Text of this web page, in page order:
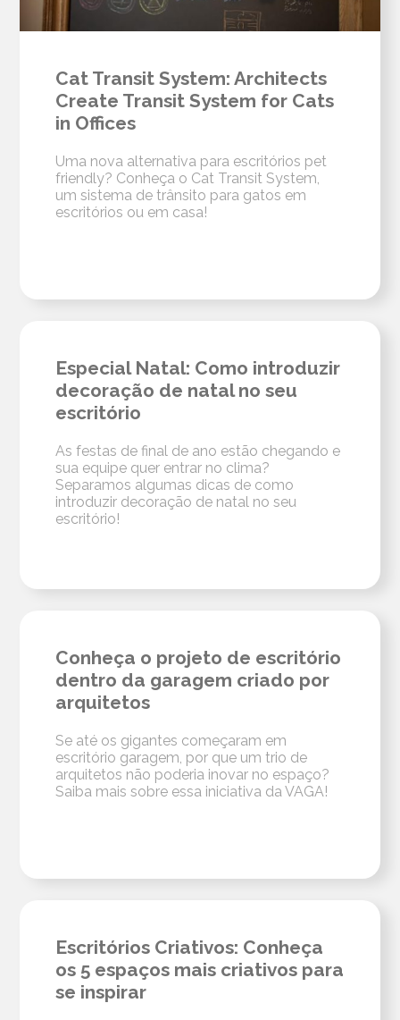
Cat Transit System: Architects
Create Transit System for Cats
in Offices
Uma nova alternativa para escritórios pet
friendly? Conheça o Cat Transit System,
um sistema de trânsito para gatos em
escritórios ou em casa!
Especial Natal: Como introduzir
decoração de natal no seu
escritório
As festas de final de ano estão chegando e
sua equipe quer entrar no clima?
Separamos algumas dicas de como
introduzir decoração de natal no seu
escritório!
Conheça o projeto de escritório
dentro da garagem criado por
arquitetos
Se até os gigantes começaram em
escritório garagem, por que um trio de
arquitetos não poderia inovar no espaço?
Saiba mais sobre essa iniciativa da VAGA!
Escritórios Criativos: Conheça
os 5 espaços mais criativos para
se inspirar